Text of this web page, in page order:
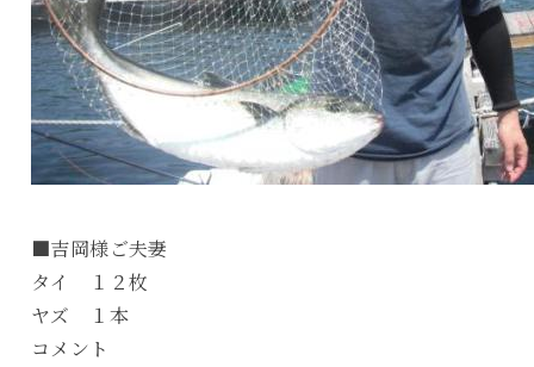
■吉岡様ご夫妻
タイ １２枚
ヤズ １本
コメント